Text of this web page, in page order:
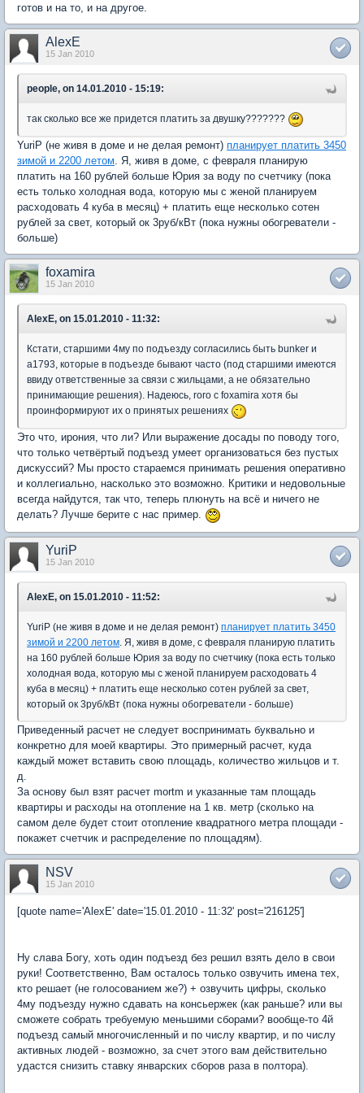
готов и на то, и на другое.
AlexE
15 Jan 2010
people, on 14.01.2010 - 15:19:
так сколько все же придется платить за двушку???????
YuriP (не живя в доме и не делая ремонт) планирует платить 3450
зимой и 2200 летом. Я, живя в доме, с февраля планирую
платить на 160 рублей больше Юрия за воду по счетчику (пока
есть только холодная вода, которую мы с женой планируем
расходовать 4 куба в месяц) + платить еще несколько сотен
рублей за свет, который ок 3руб/кВт (пока нужны обогреватели -
больше)
foxamira
15 Jan 2010
AlexE, on 15.01.2010 - 11:32:
Кстати, старшими 4му по подъезду согласились быть bunker и
a1793, которые в подъезде бывают часто (под старшими имеются
ввиду ответственные за связи с жильцами, а не обязательно
принимающие решения). Надеюсь, roro с foxamira хотя бы
проинформируют их о принятых решениях
Это что, ирония, что ли? Или выражение досады по поводу того,
что только четвёртый подъезд умеет организоваться без пустых
дискуссий? Мы просто стараемся принимать решения оперативно
и коллегиально, насколько это возможно. Критики и недовольные
всегда найдутся, так что, теперь плюнуть на всё и ничего не
делать? Лучше берите с нас пример.
YuriP
15 Jan 2010
AlexE, on 15.01.2010 - 11:52:
YuriP (не живя в доме и не делая ремонт) планирует платить 3450
зимой и 2200 летом . Я, живя в доме, с февраля планирую платить
на 160 рублей больше Юрия за воду по счетчику (пока есть только
холодная вода, которую мы с женой планируем расходовать 4
куба в месяц) + платить еще несколько сотен рублей за свет,
который ок 3руб/кВт (пока нужны обогреватели - больше)
Приведенный расчет не следует воспринимать буквально и
конкретно для моей квартиры. Это примерный расчет, куда
каждый может вставить свою площадь, количество жильцов и т.
д.
За основу был взят расчет mortm и указанные там площадь
квартиры и расходы на отопление на 1 кв. метр (сколько на
самом деле будет стоит отопление квадратного метра площади -
покажет счетчик и распределение по площадям).
NSV
15 Jan 2010
[quote name='AlexE' date='15.01.2010 - 11:32' post='216125']
Ну слава Богу, хоть один подъезд без решил взять дело в свои
руки! Соответственно, Вам осталось только озвучить имена тех,
кто решает (не голосованием же?) + озвучить цифры, сколько
4му подъезду нужно сдавать на консьержек (как раньше? или вы
сможете собрать требуемую меньшими сборами? вообще-то 4й
подъезд самый многочисленный и по числу квартир, и по числу
активных людей - возможно, за счет этого вам действительно
удастся снизить ставку январских сборов раза в полтора).